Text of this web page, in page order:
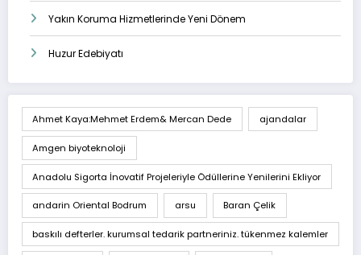
Yakın Koruma Hizmetlerinde Yeni Dönem
Huzur Edebiyatı
Ahmet Kaya:Mehmet Erdem& Mercan Dede ajandalar
Amgen biyoteknoloji
Anadolu Sigorta İnovatif Projeleriyle Ödüllerine Yenilerini Ekliyor
andarin Oriental Bodrum arsu Baran Çelik
baskılı defterler. kurumsal tedarik partneriniz. tükenmez kalemler